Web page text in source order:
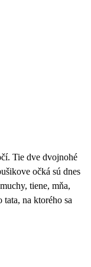
Tie dve dvojnohé
očká sú dnes
tiene, mňa,
na ktorého sa